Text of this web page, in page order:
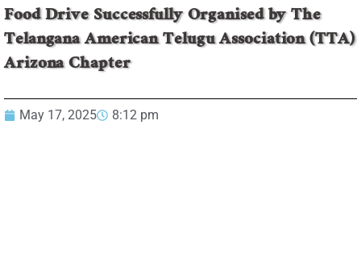
Food Drive Successfully Organised by The
Telangana American Telugu Association (TTA)
Arizona Chapter
May 17, 2025 8:12 pm